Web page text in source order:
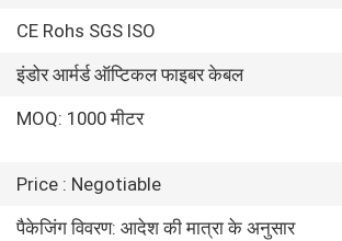
CE Rohs SGS ISO
इंडोर आर्मर्ड ऑप्टिकल फाइबर केबल
MOQ: 1000 मीटर
Price : Negotiable
पैकेजिंग विवरण: आदेश की मात्रा के अनुसार